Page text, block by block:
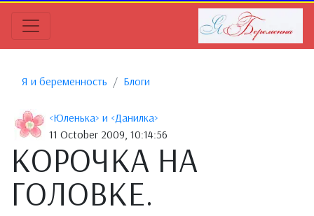
Я и беременность Блоги
<Юленька> и <Данилка>
11 October 2009, 10:14:56
КОРОЧКА НА
ГОЛОВКЕ.